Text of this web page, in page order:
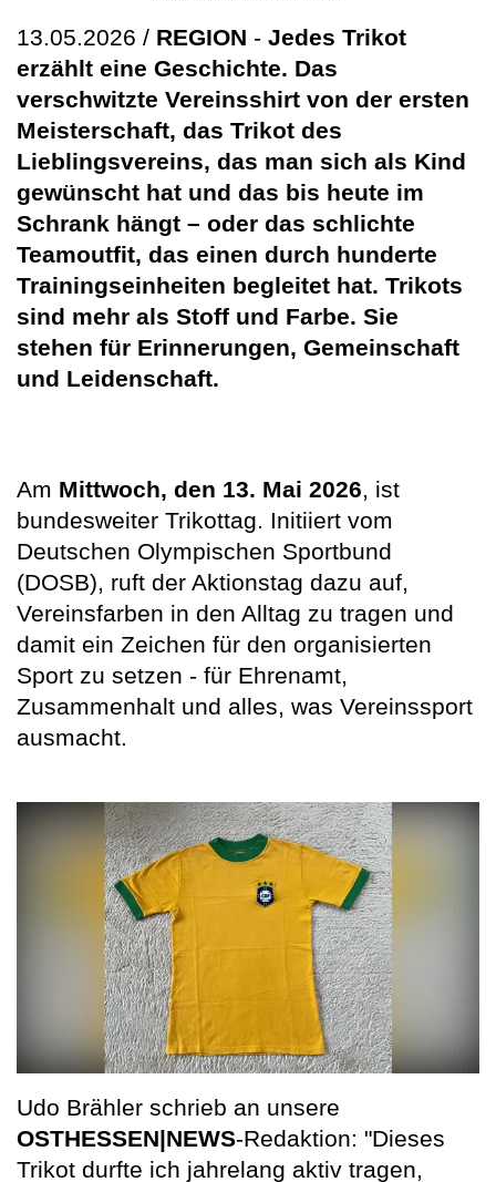
13.05.2026 / REGION - Jedes Trikot
erzählt eine Geschichte. Das
verschwitzte Vereinsshirt von der ersten
Meisterschaft, das Trikot des
Lieblingsvereins, das man sich als Kind
gewünscht hat und das bis heute im
Schrank hängt – oder das schlichte
Teamoutfit, das einen durch hunderte
Trainingseinheiten begleitet hat. Trikots
sind mehr als Stoff und Farbe. Sie
stehen für Erinnerungen, Gemeinschaft
und Leidenschaft.
Am Mittwoch, den 13. Mai 2026 , ist
bundesweiter Trikottag. Initiiert vom
Deutschen Olympischen Sportbund
(DOSB), ruft der Aktionstag dazu auf,
Vereinsfarben in den Alltag zu tragen und
damit ein Zeichen für den organisierten
Sport zu setzen - für Ehrenamt,
Zusammenhalt und alles, was Vereinssport
ausmacht.
Udo Brähler schrieb an unsere
OSTHESSEN|NEWS-Redaktion: "Dieses
Trikot durfte ich jahrelang aktiv tragen,